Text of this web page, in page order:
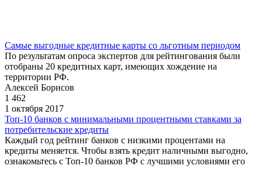
Самые выгодные кредитные карты со льготным периодом
По результатам опроса экспертов для рейтингования были
отобраны 20 кредитных карт, имеющих хождение на
территории РФ.
Алексей Борисов
1 462
1 октября 2017
Топ-10 банков с минимальными процентными ставками за
потребительские кредиты
Каждый год рейтинг банков с низкими процентами на
кредиты меняется. Чтобы взять кредит наличными выгодно,
ознакомьтесь с Топ-10 банков РФ с лучшими условиями его